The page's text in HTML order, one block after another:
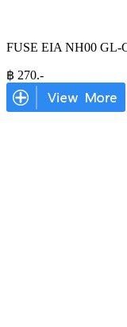
FUSE EIA NH00 GL-
฿ 270.-